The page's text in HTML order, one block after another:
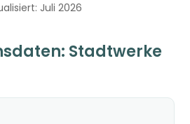
Juli 2026
Stadtwerke